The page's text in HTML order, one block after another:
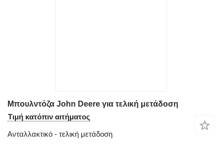
Μπουλντόζα John Deere για τελική μετάδοση
Τιμή κατόπιν αιτήματος
Ανταλλακτικό - τελική μετάδοση